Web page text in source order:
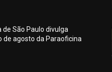
de São Paulo divulga
de agosto da Paraoficina